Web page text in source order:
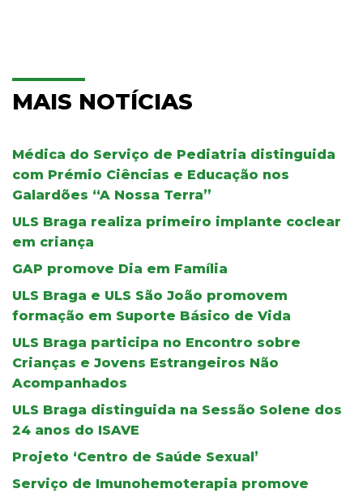
MAIS NOTÍCIAS
Médica do Serviço de Pediatria distinguida
com Prémio Ciências e Educação nos
Galardões “A Nossa Terra”
ULS Braga realiza primeiro implante coclear
em criança
GAP promove Dia em Família
ULS Braga e ULS São João promovem
formação em Suporte Básico de Vida
ULS Braga participa no Encontro sobre
Crianças e Jovens Estrangeiros Não
Acompanhados
ULS Braga distinguida na Sessão Solene dos
24 anos do ISAVE
Projeto ‘Centro de Saúde Sexual’
Serviço de Imunohemoterapia promove